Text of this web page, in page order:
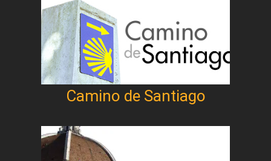
Camino de Santiago